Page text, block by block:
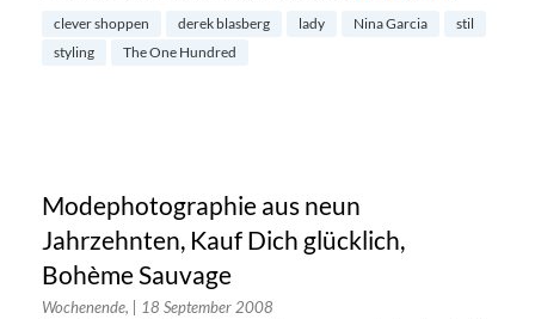
clever shoppen derek blasberg lady Nina Garcia
stil
styling
The One Hundred
Modephotographie aus neun
Jahrzehnten, Kauf Dich glücklich,
Bohème Sauvage
Wochenende, | 18 September 2008